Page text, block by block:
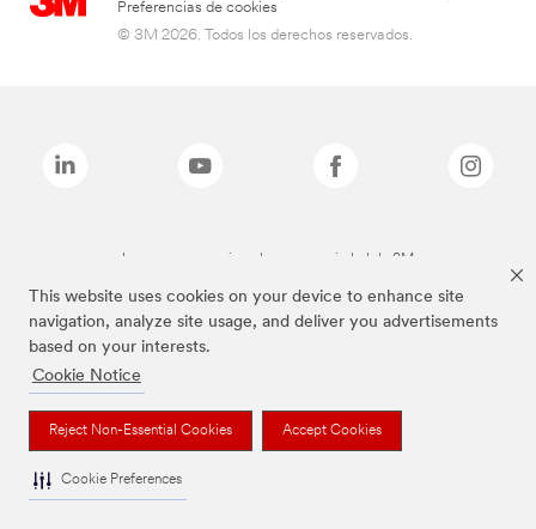
This website uses cookies on your device to enhance site
navigation, analyze site usage, and deliver you advertisements
based on your interests.
Cookie Notice
Reject Non-Essential Cookies Accept Cookies
Cookie Preferences
Preferencias de cookies
© 3M 2026. Todos los derechos reservados.
Las marcas mencionadas son propiedad de 3M